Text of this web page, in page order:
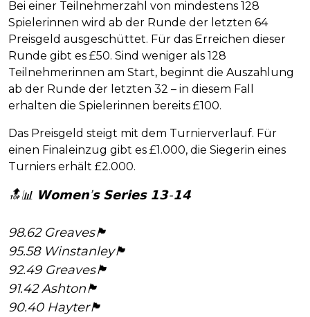
Bei einer Teilnehmerzahl von mindestens 128
Spielerinnen wird ab der Runde der letzten 64
Preisgeld ausgeschüttet. Für das Erreichen dieser
Runde gibt es £50. Sind weniger als 128
Teilnehmerinnen am Start, beginnt die Auszahlung
ab der Runde der letzten 32 – in diesem Fall
erhalten die Spielerinnen bereits £100.
Das Preisgeld steigt mit dem Turnierverlauf. Für
einen Finaleinzug gibt es £1.000, die Siegerin eines
Turniers erhält £2.000.
🔝📊 𝗪𝗼𝗺𝗲𝗻’𝘀 𝗦𝗲𝗿𝗶𝗲𝘀 𝟭𝟯-𝟭𝟰
98.62 Greaves🏴󠁧󠁢󠁥󠁮󠁧󠁿
95.58 Winstanley🏴󠁧󠁢󠁥󠁮󠁧󠁿
92.49 Greaves🏴󠁧󠁢󠁥󠁮󠁧󠁿
91.42 Ashton🏴󠁧󠁢󠁥󠁮󠁧󠁿
90.40 Hayter🏴󠁧󠁢󠁥󠁮󠁧󠁿